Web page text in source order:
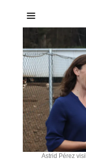
Astrid Pérez